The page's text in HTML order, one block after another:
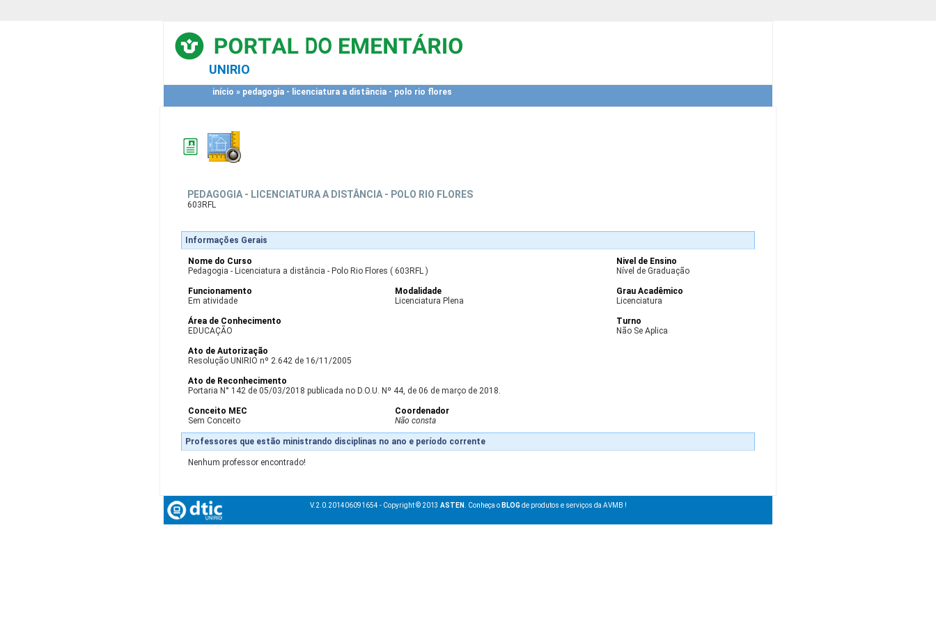
UNIRIO
início » pedagogia - licenciatura a distância - polo rio flores
PEDAGOGIA - LICENCIATURA A DISTÂNCIA - POLO RIO FLORES
603RFL
Informações Gerais
Nome do Curso
Pedagogia - Licenciatura a distância - Polo Rio Flores ( 603RFL )
Nivel de Ensino
Nível de Graduação
Funcionamento
Em atividade
Modalidade
Licenciatura Plena
Grau Acadêmico
Licenciatura
Área de Conhecimento
EDUCAÇÃO
Turno
Não Se Aplica
Ato de Autorização
Resolução UNIRIO nº 2.642 de 16/11/2005
Ato de Reconhecimento
Portaria N° 142 de 05/03/2018 publicada no D.O.U. Nº 44, de 06 de março de 2018.
Conceito MEC
Sem Conceito
Coordenador
Não consta
Professores que estão ministrando disciplinas no ano e período corrente
Nenhum professor encontrado!
V.2.0.201406091654 - Copyright © 2013 ASTEN . Conheça o BLOGde produtos e serviços da AVMB !